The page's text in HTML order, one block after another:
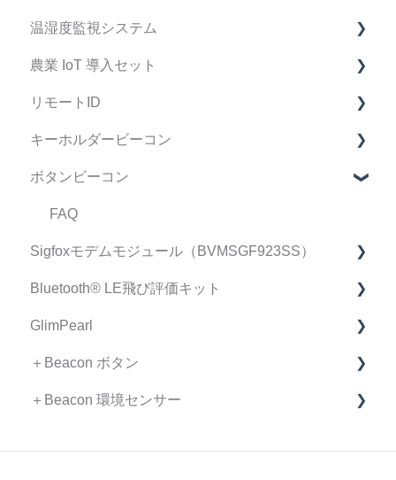
ファームウェア リリースノート
設置ガイドアプリ FAQ
運用・サポート FAQ
修理・点検 FAQ
データ・精度 FAQ
導入検討中のお客様へ
マニュアル
製品仕様書
冠水監視システム FAQ
マニュアル
製品仕様書
温湿度監視システム
FAQ
マニュアル
農業 IoT 導入セット
FAQ
契約・手続き
リモートID
リモートID FAQ
リモートID 受信機 FAQ
スマートフォン アプリケーション FAQ
不具合•初期不良について
リモートID情報集約ページ（仕様書、取扱説明書
キーホルダービーコン
FAQ
マニュアル
製品仕様書/取扱説明書
ボタンビーコン
FAQ
Sigfoxモデムモジュール（BVMSGF923SS）
Sigfoxモデムモジュール FAQ
Bluetooth®︎ LE飛び評価キット
Bluetooth®︎飛び評価キット FAQ
GlimPearl
GlimPearl FAQ
ファームウェア リリースノート
＋Beacon ボタン
FAQ
＋Beacon 環境センサー